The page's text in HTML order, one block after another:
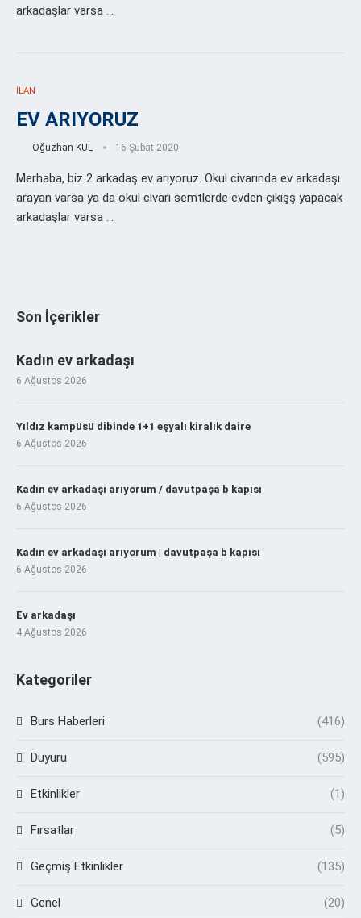
arkadaşlar varsa …
İLAN
EV ARIYORUZ
Oğuzhan KUL 16 Şubat 2020
Merhaba, biz 2 arkadaş ev arıyoruz. Okul civarında ev arkadaşı
arayan varsa ya da okul civarı semtlerde evden çıkışş yapacak
arkadaşlar varsa …
Son İçerikler
Kadın ev arkadaşı
6 Ağustos 2026
Yıldız kampüsü dibinde 1+1 eşyalı kiralık daire
6 Ağustos 2026
Kadın ev arkadaşı arıyorum / davutpaşa b kapısı
6 Ağustos 2026
Kadın ev arkadaşı arıyorum | davutpaşa b kapısı
6 Ağustos 2026
Ev arkadaşı
4 Ağustos 2026
Kategoriler
Burs Haberleri (416)
Duyuru (595)
Etkinlikler (1)
Fırsatlar (5)
Geçmiş Etkinlikler (135)
Genel (20)